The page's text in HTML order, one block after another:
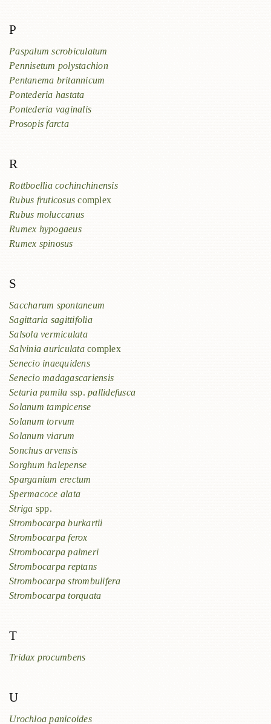
P
Paspalum scrobiculatum
Pennisetum polystachion
Pentanema britannicum
Pontederia hastata
Pontederia vaginalis
Prosopis farcta
R
Rottboellia cochinchinensis
Rubus fruticosus complex
Rubus moluccanus
Rumex hypogaeus
Rumex spinosus
S
Saccharum spontaneum
Sagittaria sagittifolia
Salsola vermiculata
Salvinia auriculatacomplex
Senecio inaequidens
Senecio madagascariensis
Setaria pumila ssp. pallidefusca
Solanum tampicense
Solanum torvum
Solanum viarum
Sonchus arvensis
Sorghum halepense
Sparganium erectum
Spermacoce alata
Striga spp.
Strombocarpa burkartii
Strombocarpa ferox
Strombocarpa palmeri
Strombocarpa reptans
Strombocarpa strombulifera
Strombocarpa torquata
T
Tridax procumbens
U
Urochloa panicoides